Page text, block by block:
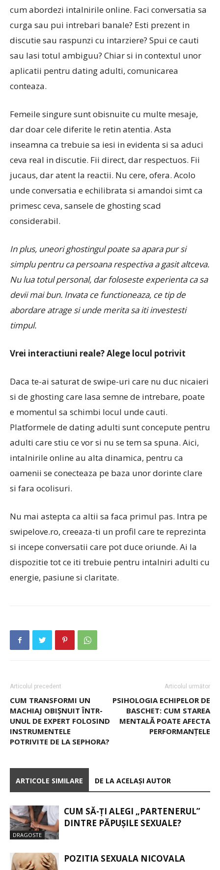
cum abordezi intalnirile online. Faci conversatia sa
curga sau pui intrebari banale? Esti prezent in
discutie sau raspunzi cu intarziere? Spui ce cauti
sau lasi totul ambiguu? Chiar si in contextul unor
aplicatii pentru dating adulti, comunicarea
conteaza.
Femeile singure sunt obisnuite cu multe mesaje,
dar doar cele diferite le retin atentia. Asta
inseamna ca trebuie sa iesi in evidenta si sa aduci
ceva real in discutie. Fii direct, dar respectuos. Fii
jucaus, dar atent la reactii. Nu cere, ofera. Acolo
unde conversatia e echilibrata si amandoi simt ca
primesc ceva, sansele de ghosting scad
considerabil.
In plus, uneori ghostingul poate sa apara pur si
simplu pentru ca persoana respectiva a gasit altceva.
Nu lua totul personal, dar foloseste experienta ca sa
devii mai bun. Invata ce functioneaza, ce tip de
abordare atrage si unde merita sa iti investesti
timpul.
Vrei interactiuni reale?Alege locul potrivit
Daca te-ai saturat de swipe-uri care nu duc nicaieri
si de ghosting care lasa semne de intrebare, poate
e momentul sa schimbi locul unde cauti.
Platformele de dating adulti sunt concepute pentru
adulti care stiu ce vor si nu se tem sa spuna. Aici,
intalnirile online au alta dinamica, pentru ca
oamenii se conecteaza pe baza unor dorinte clare
si fara ocolisuri.
Nu mai astepta ca altii sa faca primul pas. Intra pe
swipelove.ro, creeaza-ti un profil care te reprezinta
si incepe conversatii care pot duce oriunde. Ai la
dispozitie tot ce iti trebuie pentru intalniri adulti cu
energie, pasiune si claritate.
Articolul precedent
CUM TRANSFORMI UN
MACHIAJ OBIȘNUIT ÎNTR-
UNUL DE EXPERT FOLOSIND
INSTRUMENTELE
POTRIVITE DE LA SEPHORA?
Articolul următor
PSIHOLOGIA ECHIPELOR DE
BASCHET: CUM STAREA
MENTALĂ POATE AFECTA
PERFORMANȚELE
ARTICOLE SIMILARE DE LA ACELAȘI AUTOR
DRAGOSTE
CUM SĂ-ȚI ALEGI „PARTENERUL”
DINTRE PĂPUȘILE SEXUALE?
POZITIA SEXUALA NICOVALA